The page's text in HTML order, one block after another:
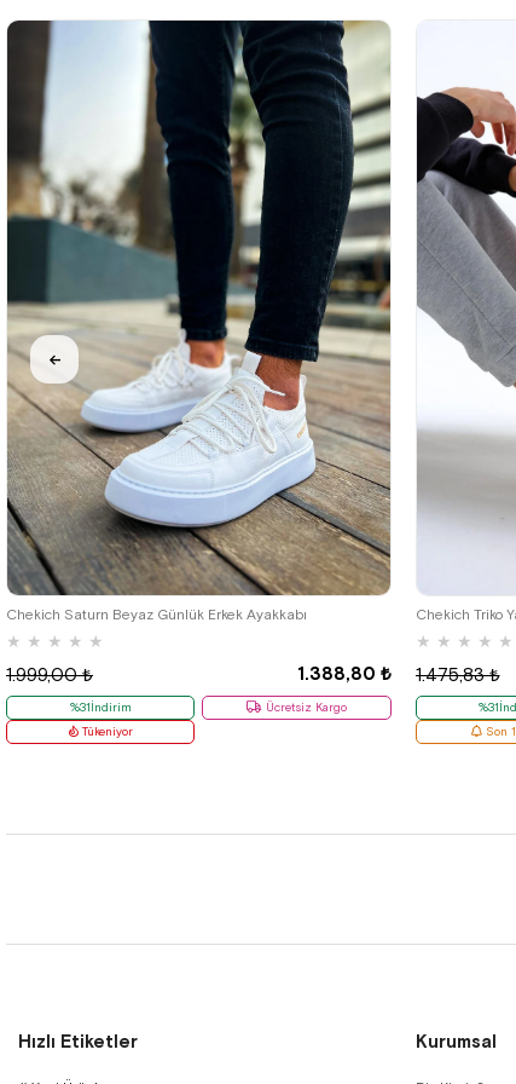
%31İndirim
Chekich Saturn Beyaz Günlük Erkek Ayakkabı
★ ★ ★ ★ ★
1.388,80 ₺
1.999,00 ₺
%31İndirim
Ücretsiz Kargo
Tükeniyor
40 42
Chekich Triko
★ ★ ★ ★ ★
1.475,83 ₺
Son
Hızlı Etiketler Kurumsal